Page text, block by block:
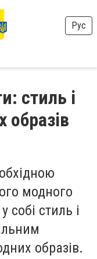
Рус
стиль і
модного
собі стиль і
образів.